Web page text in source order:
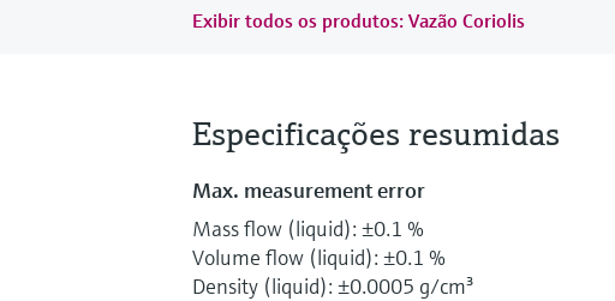
Exibir todos os produtos: Vazão Coriolis
Especificações resumidas
Max. measurement error
Mass flow (liquid): ±0.1 %
Volume flow (liquid): ±0.1 %
Density (liquid): ±0.0005 g/cm³